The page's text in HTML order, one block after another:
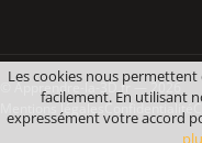
© Apprendre-la-3D.fr — 2026
Mentions légalesConfidentialité
Les cookies nous
facilement. En utilisant
expressément votre accord